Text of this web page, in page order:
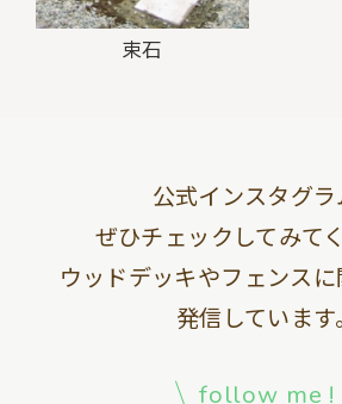
束石
公式インスタグラ
ぜひチェックしてみて
ウッドデッキやフェンス
発信しています。
follow me !